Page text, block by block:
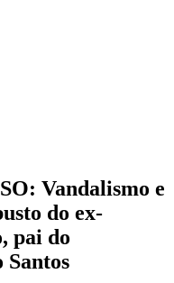
Vandalismo e
do ex-
pai do
Santos